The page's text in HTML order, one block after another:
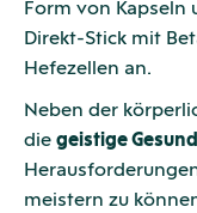
Form von Kapseln
Direkt-Stick mit
Hefezellen an.
Neben der
die geistige
meistern zu